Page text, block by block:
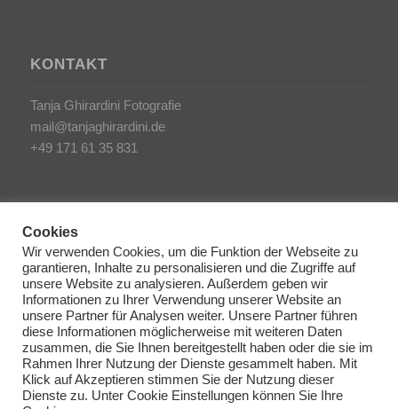
KONTAKT
Tanja Ghirardini Fotografie
mail@tanjaghirardini.de
+49 171 61 35 831
SONSTIGES
AGB/Impressum
Haftungsausschluss
Datenschutzerklärung
Cookie Richtlinien
Cookies
Wir verwenden Cookies, um die Funktion der Webseite zu
garantieren, Inhalte zu personalisieren und die Zugriffe auf
unsere Website zu analysieren. Außerdem geben wir
Informationen zu Ihrer Verwendung unserer Website an
unsere Partner für Analysen weiter. Unsere Partner führen
diese Informationen möglicherweise mit weiteren Daten
zusammen, die Sie Ihnen bereitgestellt haben oder die sie im
Rahmen Ihrer Nutzung der Dienste gesammelt haben. Mit
Klick auf Akzeptieren stimmen Sie der Nutzung dieser
Dienste zu. Unter Cookie Einstellungen können Sie Ihre